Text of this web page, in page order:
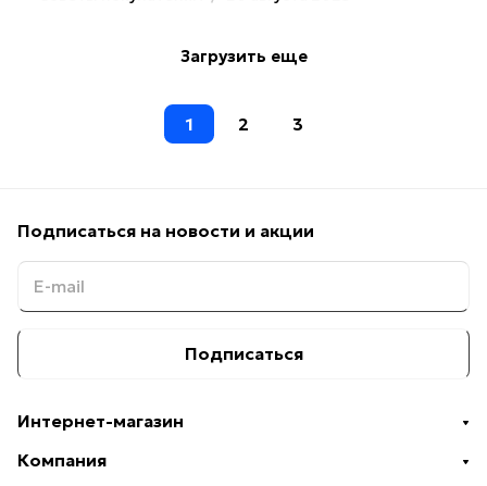
Загрузить еще
1 2 3
Подписаться на новости и акции
Подписаться
Интернет-магазин
Компания